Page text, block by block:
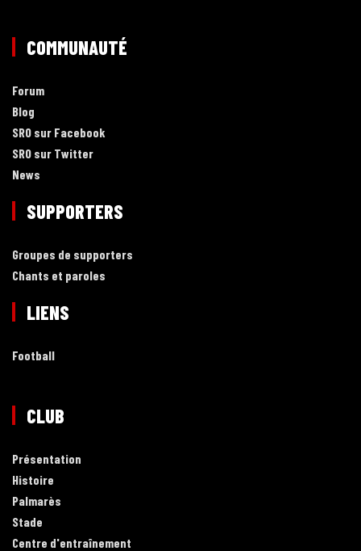
COMMUNAUTÉ
Forum
Blog
SRO sur Facebook
SRO sur Twitter
News
SUPPORTERS
Groupes de supporters
Chants et paroles
LIENS
Football
CLUB
Présentation
Histoire
Palmarès
Stade
Centre d'entraînement